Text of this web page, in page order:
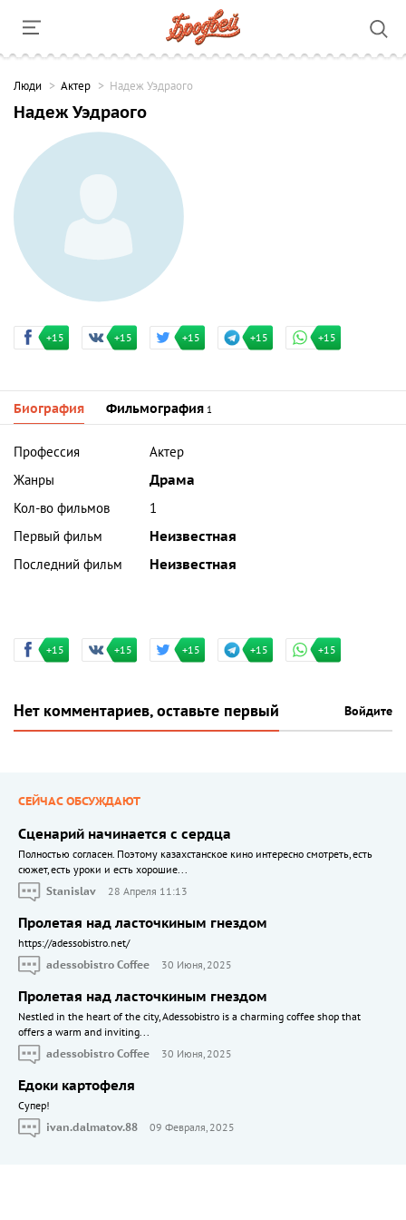
Люди Актер Надеж Уэдраого
Надеж Уэдраого
+15 +15 +15 +15 +15
Биография Фильмография 1
Профессия
Актер
Жанры
Драма
Кол-во фильмов
1
Первый фильм
Неизвестная
Последний фильм
Неизвестная
+15 +15 +15 +15 +15
Нет комментариев, оставьте первый Войдите
СЕЙЧАС ОБСУЖДАЮТ
Сценарий начинается с сердца
Полностью согласен. Поэтому казахстанское кино интересно смотреть, есть
сюжет, есть уроки и есть хорошие...
Stanislav
28 Апреля 11:13
Пролетая над ласточкиным гнездом
https://adessobistro.net/
adessobistro Coffee
30 Июня, 2025
Пролетая над ласточкиным гнездом
Nestled in the heart of the city, Adessobistro is a charming coffee shop that
offers a warm and inviting...
adessobistro Coffee
30 Июня, 2025
Едоки картофеля
Cупер!
ivan.dalmatov.88
09 Февраля, 2025